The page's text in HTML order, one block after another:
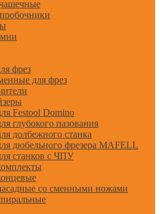
фрез
для фрез
Festool Domino
глубокого пазования
долбежного станка
дюбельного фрезера MAFELL
станков с ЧПУ
со сменными ножами